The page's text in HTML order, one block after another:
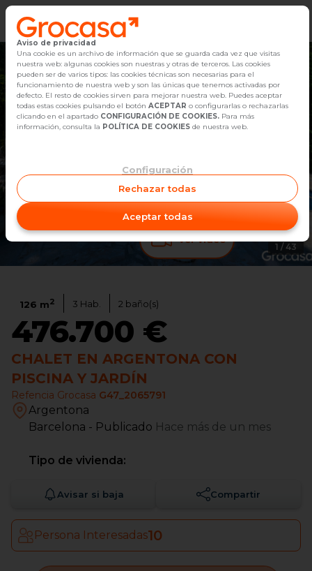
Vender
Buscar Inmuebles
Alquiler
Empleo
Oficinas
Contacto Ver video
1 / 43
126 m2 3 Hab. 2 baño(s)
476.700 €
CHALET EN ARGENTONA CON
PISCINA Y JARDÍN
Refencia Grocasa G47_2065791
Argentona
Barcelona - Publicado Hace más de un mes
Tipo de vivienda:
Avisar si baja Compartir
Persona Interesadas10
Aviso de privacidad
Una cookie es un archivo de información que se guarda cada vez que visitas
nuestra web: algunas cookies son nuestras y otras de terceros. Las cookies
pueden ser de varios tipos: las cookies técnicas son necesarias para el
funcionamiento de nuestra web y son las únicas que tenemos activadas por
defecto. El resto de cookies sirven para mejorar nuestra web. Puedes aceptar
todas estas cookies pulsando el botón ACEPTAR o configurarlas o rechazarlas
clicando en el apartado CONFIGURACIÓN DE COOKIES. Para más
información, consulta la POLÍTICA DE COOKIES de nuestra web.
Configuración
Rechazar todas
Aceptar todas